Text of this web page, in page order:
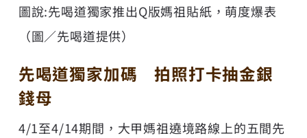
圖說:先喝道獨家推出Q版媽祖貼紙，萌度爆表
（圖／先喝道提供）
先喝道獨家加碼 拍照打卡抽金銀
錢母
4/1至4/14期間，大甲媽祖遶境路線上的五間先